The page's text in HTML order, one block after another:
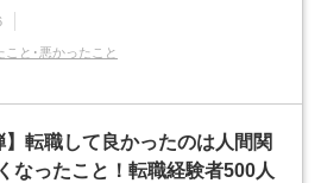
こと･悪かったこと
】転職して良かったのは人間関
なったこと！転職経験者500人